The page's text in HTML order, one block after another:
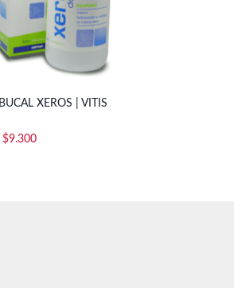
XEROS | VITIS
$9.300